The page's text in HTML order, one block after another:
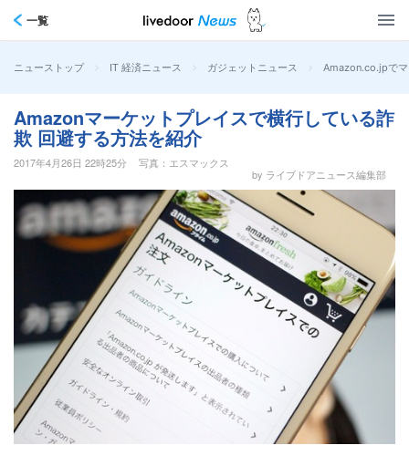
一覧
ニューストップ > IT 経済ニュース > ガジェットニュース > Amazon.co.jpでマ
Amazonマーケットプレイスで横行している詐
欺 回避する方法を紹介
2017年4月26日 22時25分
写真：エスマックス
by ライブドアニュース編集部